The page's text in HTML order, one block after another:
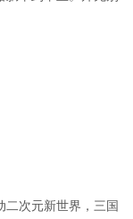
二次元新世界，三国